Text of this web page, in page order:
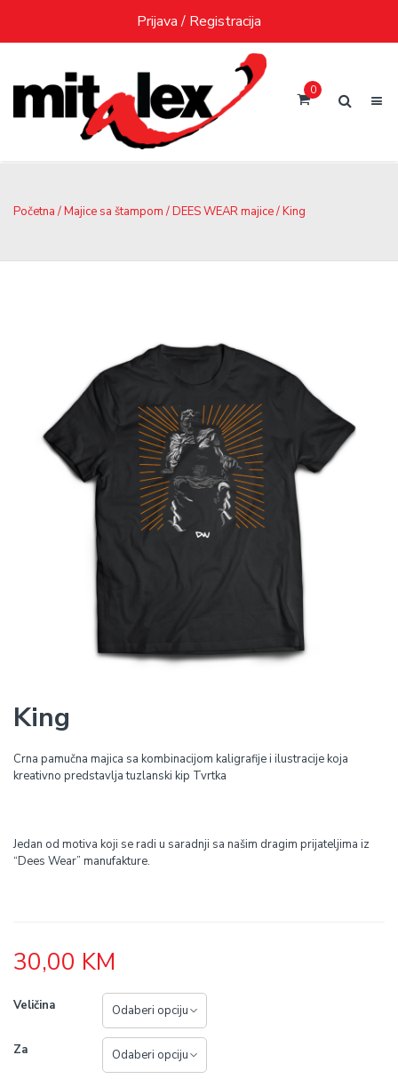
content
Prijava / Registracija
0
Početna /Majice sa štampom /DEES WEAR majice/ King
King
Crna pamučna majica sa kombinacijom kaligrafije i ilustracije koja
kreativno predstavlja tuzlanski kip Tvrtka
Jedan od motiva koji se radi u saradnji sa našim dragim prijateljima iz
“Dees Wear” manufakture.
30,00 KM
Veličina
Za